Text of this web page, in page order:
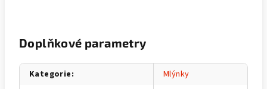
Doplňkové parametry
Kategorie:
Mlýnky